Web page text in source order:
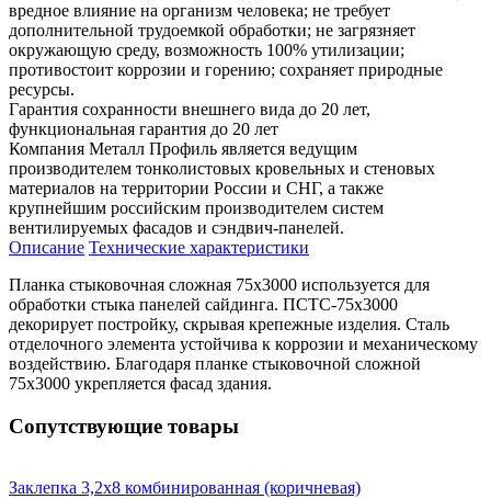
вредное влияние на организм человека; не требует
дополнительной трудоемкой обработки; не загрязняет
окружающую среду, возможность 100% утилизации;
противостоит коррозии и горению; сохраняет природные
ресурсы.
Гарантия сохранности внешнего вида до 20 лет,
функциональная гарантия до 20 лет
Компания Металл Профиль является ведущим
производителем тонколистовых кровельных и стеновых
материалов на территории России и СНГ, а также
крупнейшим российским производителем систем
вентилируемых фасадов и сэндвич-панелей.
Описание Технические характеристики
Планка стыковочная сложная 75х3000 используется для
обработки стыка панелей сайдинга. ПСТС-75х3000
декорирует постройку, скрывая крепежные изделия. Сталь
отделочного элемента устойчива к коррозии и механическому
воздействию. Благодаря планке стыковочной сложной
75х3000 укрепляется фасад здания.
Сопутствующие товары
Заклепка 3,2х8 комбинированная (коричневая)